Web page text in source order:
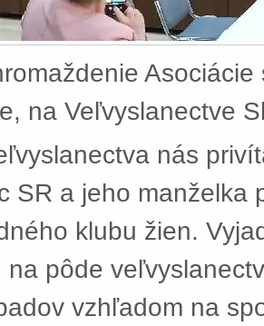
na Veľvyslanectve
nás
SR a jeho manželka
klubu žien.
na pôde
vzhľadom na